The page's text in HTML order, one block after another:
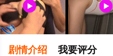
剧情介绍 我要评分